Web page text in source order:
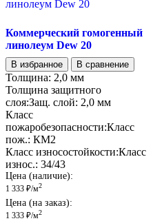
Коммерческий гомогенный
линолеум Dew 20
В избранное В сравнение
Толщина: 2,0 мм
Толщина защитного
слоя:Защ. слой: 2,0 мм
Класс
пожаробезопасности:Класс
пож.: КМ2
Класс износостойкости:Класс
износ.: 34/43
Цена (наличие):
1 333 ₽/м2
Цена (на заказ):
1 333 ₽/м2